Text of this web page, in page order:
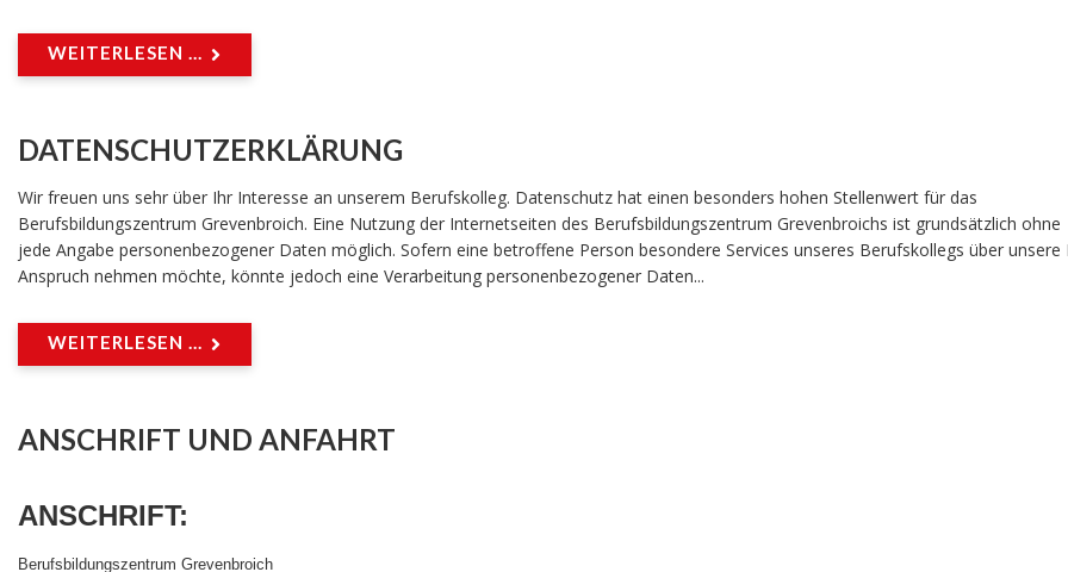
WEITERLESEN ...
DATENSCHUTZERKLÄRUNG
Wir freuen uns sehr über Ihr Interesse an unserem Berufskolleg. Datenschutz hat einen besonders hohen Stellenwert für das
Berufsbildungszentrum Grevenbroich. Eine Nutzung der Internetseiten des Berufsbildungszentrum Grevenbroichs ist grundsätzlich ohne
jede Angabe personenbezogener Daten möglich. Sofern eine betroffene Person besondere Services unseres Berufskollegs über
Anspruch nehmen möchte, könnte jedoch eine Verarbeitung personenbezogener Daten...
WEITERLESEN ...
ANSCHRIFT UND ANFAHRT
ANSCHRIFT:
Berufsbildungszentrum Grevenbroich